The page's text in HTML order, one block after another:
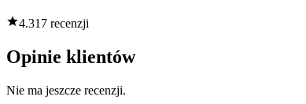
4.317 recenzji
Opinie klientów
Nie ma jeszcze recenzji.